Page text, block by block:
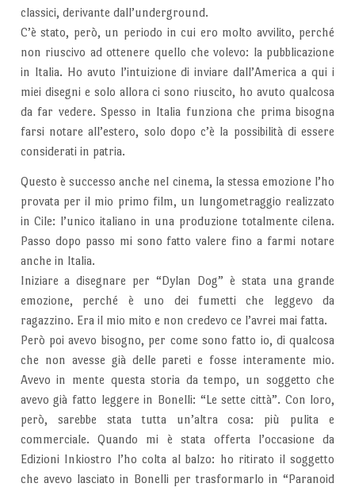
classici, derivante dall’underground.
C’è stato, però, un periodo in cui ero molto avvilito, perché
non riuscivo ad ottenere quello che volevo: la pubblicazione
in Italia. Ho avuto l’intuizione di inviare dall’America a qui i
miei disegni e solo allora ci sono riuscito, ho avuto qualcosa
da far vedere. Spesso in Italia funziona che prima bisogna
farsi notare all’estero, solo dopo c’è la possibilità di essere
considerati in patria.
Questo è successo anche nel cinema, la stessa emozione l’ho
provata per il mio primo film, un lungometraggio realizzato
in Cile: l’unico italiano in una produzione totalmente cilena.
Passo dopo passo mi sono fatto valere fino a farmi notare
anche in Italia.
Iniziare a disegnare per “Dylan Dog” è stata una grande
emozione, perché è uno dei fumetti che leggevo da
ragazzino. Era il mio mito e non credevo ce l’avrei mai fatta.
Però poi avevo bisogno, per come sono fatto io, di qualcosa
che non avesse già delle pareti e fosse interamente mio.
Avevo in mente questa storia da tempo, un soggetto che
avevo già fatto leggere in Bonelli: “Le sette città”. Con loro,
però, sarebbe stata tutta un’altra cosa: più pulita e
commerciale. Quando mi è stata offerta l’occasione da
Edizioni Inkiostro l’ho colta al balzo: ho ritirato il soggetto
che avevo lasciato in Bonelli per trasformarlo in “Paranoid